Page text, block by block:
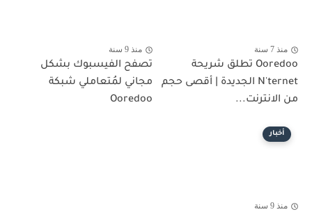
منذ 7 سنة
Ooredoo تطلق شريحة
N'ternet الجديدة | أقصى حجم
من الانترنت...
منذ 9 سنة
تصفح الفيسبوك بشكل
مجاني لمُتعاملي شبكة
Ooredoo
أخبار
منذ 9 سنة